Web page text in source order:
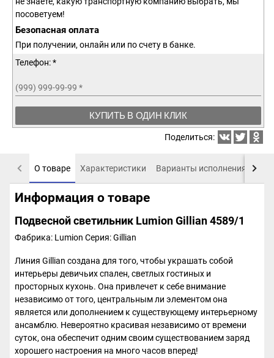
посоветуем!
Безопасная оплата
При получении, онлайн или по счету в банке.
Телефон: *
(999) 999-99-99 *
КУПИТЬ В ОДИН КЛИК
Поделиться:
О товаре Характеристики Варианты исполнения
Информация о товаре
Подвесной светильник Lumion Gillian 4589/1
Фабрика: Lumion Серия: Gillian
Линия Gillian создана для того, чтобы украшать собой
интерьеры девичьих спален, светлых гостиных и
просторных кухонь. Она привлечет к себе внимание
независимо от того, центральным ли элементом она
является или дополнением к существующему интерьерному
ансамблю. Невероятно красивая независимо от времени
суток, она обеспечит одним своим существованием заряд
хорошего настроения на много часов вперед!